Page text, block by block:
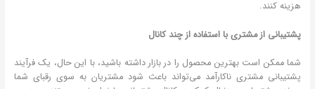
هزینه کنند.
پشتیبانی از مشتری با استفاده از چند کانال
شما ممکن است بهترین محصول را در بازار داشته باشید، با این حال، یک فرآیند
پشتیبانی مشتری ناکارآمد می‌تواند باعث شود مشتریان به سوی رقبای شما